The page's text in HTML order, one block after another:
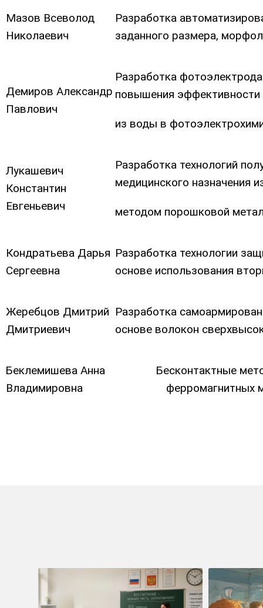
Мазов Всеволод
Николаевич
Разработка
заданного размера,
Демиров Александр
Павлович
Разработка
повышения
из воды в
Лукашевич
Константин
Евгеньевич
Разработка технологий
медицинского назначения
методом порошковой
Кондратьева Дарья
Сергеевна
Разработка технологии
основе использования
Жеребцов Дмитрий
Дмитриевич
Разработка
основе волокон
Беклемишева Анна
Владимировна
Бесконтактные
ферромагнитных